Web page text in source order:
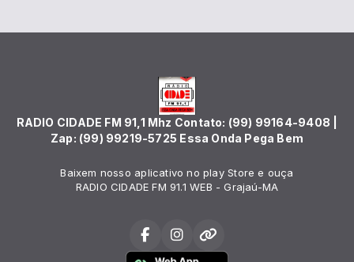
RADIO CIDADE FM 91,1 Mhz Contato: (99) 99164-9408 |
Zap: (99) 99219-5725 Essa Onda Pega Bem
Baixem nosso aplicativo no play Store e ouça
RADIO CIDADE FM 91.1 WEB - Grajaú-MA